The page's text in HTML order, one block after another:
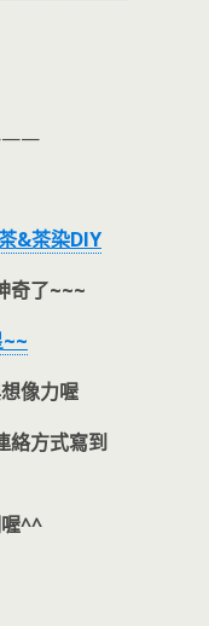
&茶染DIY
奇了~~~
像力喔
絡方式寫到
^^